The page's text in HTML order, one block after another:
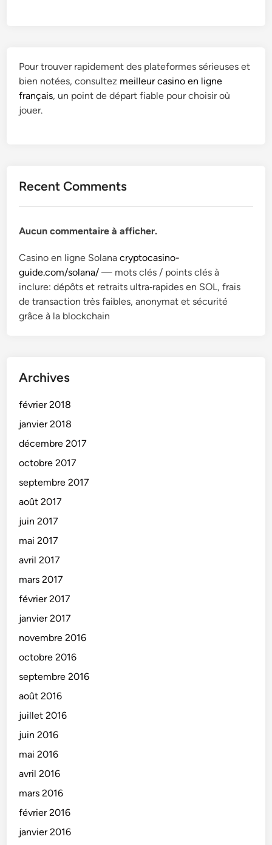
Pour trouver rapidement des plateformes sérieuses et
bien notées, consultez meilleur casino en ligne
français, un point de départ fiable pour choisir où
jouer.
Recent Comments
Aucun commentaire à afficher.
Casino en ligne Solanacryptocasino-
guide.com/solana/ — mots clés / points clés à
inclure: dépôts et retraits ultra‑rapides en SOL, frais
de transaction très faibles, anonymat et sécurité
grâce à la blockchain
Archives
février 2018
janvier 2018
décembre 2017
octobre 2017
septembre 2017
août 2017
juin 2017
mai 2017
avril 2017
mars 2017
février 2017
janvier 2017
novembre 2016
octobre 2016
septembre 2016
août 2016
juillet 2016
juin 2016
mai 2016
avril 2016
mars 2016
février 2016
janvier 2016